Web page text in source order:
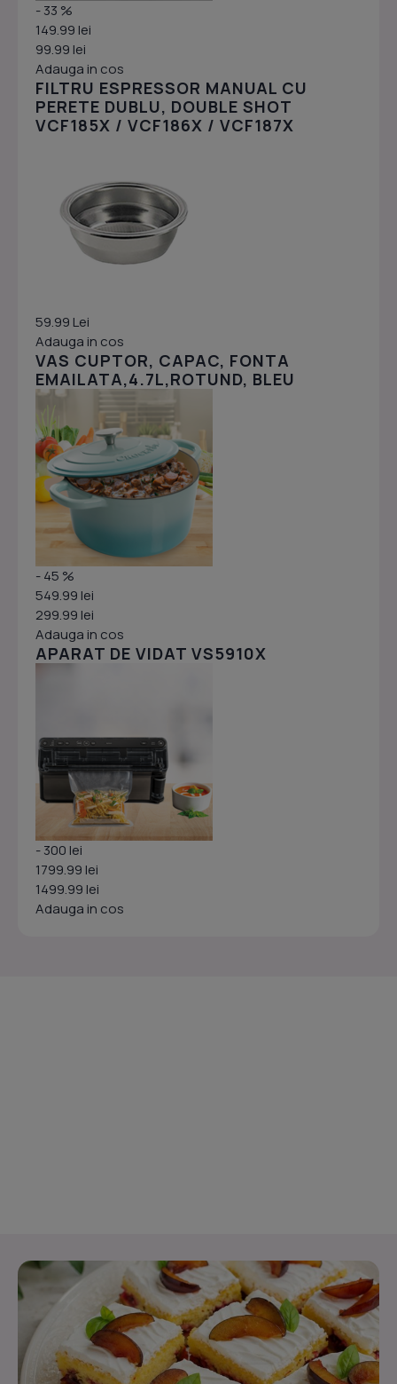
- 33 %
149.99 lei
99.99 lei
Adauga in cos
FILTRU ESPRESSOR MANUAL CU
PERETE DUBLU, DOUBLE SHOT
VCF185X / VCF186X / VCF187X
59.99 Lei
Adauga in cos
VAS CUPTOR, CAPAC, FONTA
EMAILATA,4.7L,ROTUND, BLEU
- 45 %
549.99 lei
299.99 lei
Adauga in cos
APARAT DE VIDAT VS5910X
- 300 lei
1799.99 lei
1499.99 lei
Adauga in cos